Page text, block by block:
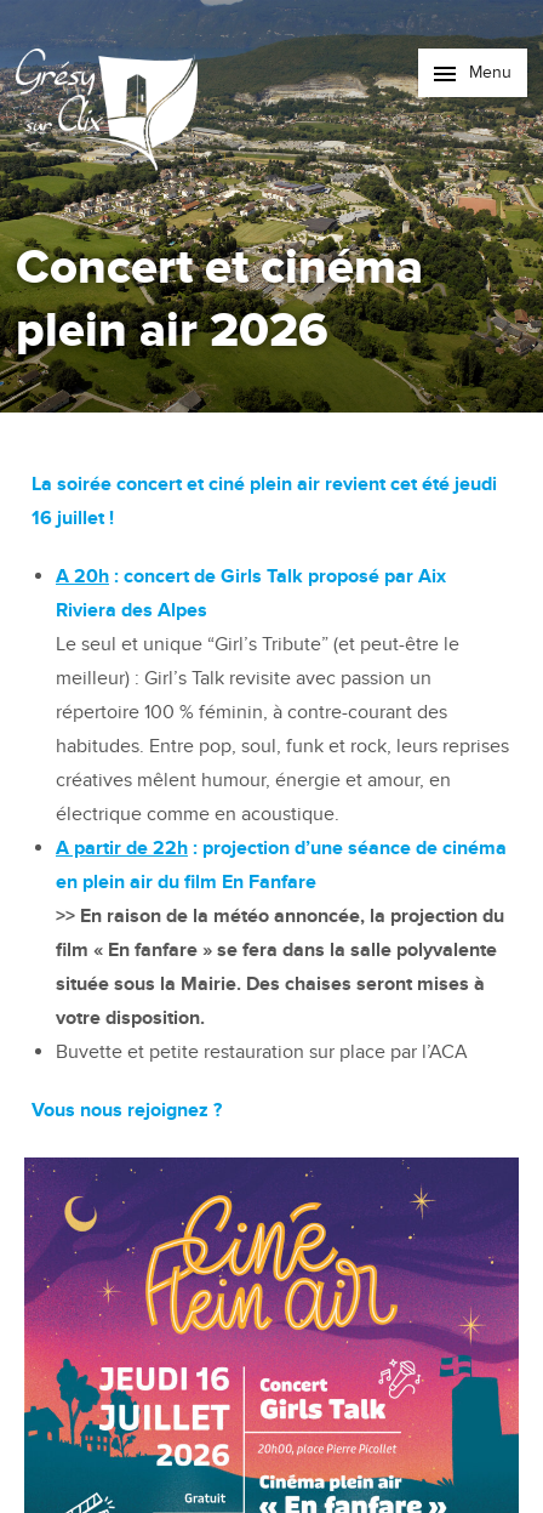
Menu
Concert et cinéma
plein air 2026
La soirée concert et ciné plein air revient cet été jeudi
16 juillet !
A 20h: concert de Girls Talk proposé par Aix
Riviera des Alpes
Le seul et unique “Girl’s Tribute” (et peut-être le
meilleur) : Girl’s Talk revisite avec passion un
répertoire 100 % féminin, à contre-courant des
habitudes. Entre pop, soul, funk et rock, leurs reprises
créatives mêlent humour, énergie et amour, en
électrique comme en acoustique.
A partir de 22h: projection d’une séance de cinéma
en plein air du film En Fanfare
>> En raison de la météo annoncée, la projection du
film « En fanfare » se fera dans la salle polyvalente
située sous la Mairie. Des chaises seront mises à
votre disposition.
Buvette et petite restauration sur place par l’ACA
Vous nous rejoignez ?